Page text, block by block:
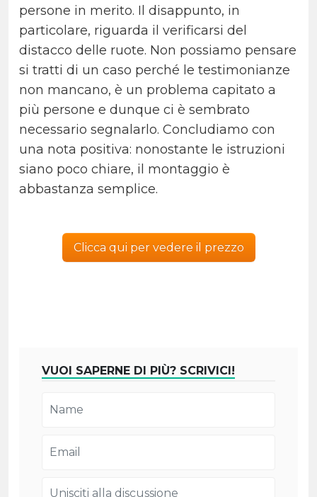
persone in merito. Il disappunto, in
particolare, riguarda il verificarsi del
distacco delle ruote. Non possiamo pensare
si tratti di un caso perché le testimonianze
non mancano, è un problema capitato a
più persone e dunque ci è sembrato
necessario segnalarlo. Concludiamo con
una nota positiva: nonostante le istruzioni
siano poco chiare, il montaggio è
abbastanza semplice.
Clicca qui per vedere il prezzo
VUOI SAPERNE DI PIÙ? SCRIVICI!